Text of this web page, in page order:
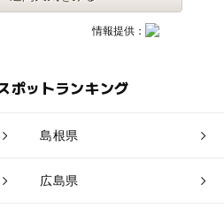
情報提供：
ポットランキング
島根県
広島県